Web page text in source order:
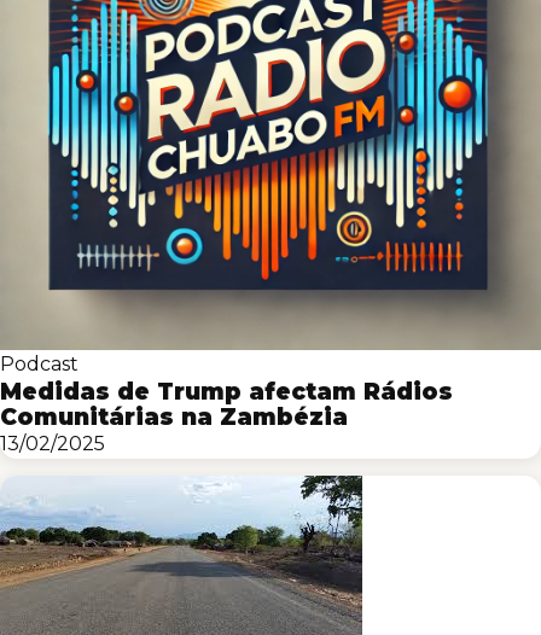
Podcast
Medidas de Trump afectam Rádios
Comunitárias na Zambézia
13/02/2025